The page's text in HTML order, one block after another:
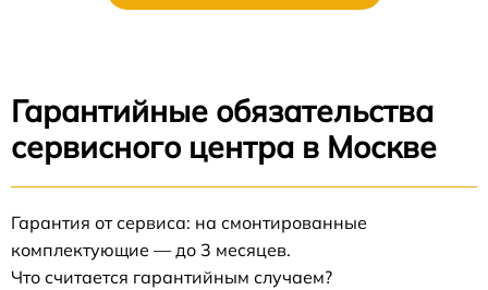
Гарантийные обязательства
сервисного центра в Москве
Гарантия от сервиса: на смонтированные
комплектующие — до 3 месяцев.
Что считается гарантийным случаем?